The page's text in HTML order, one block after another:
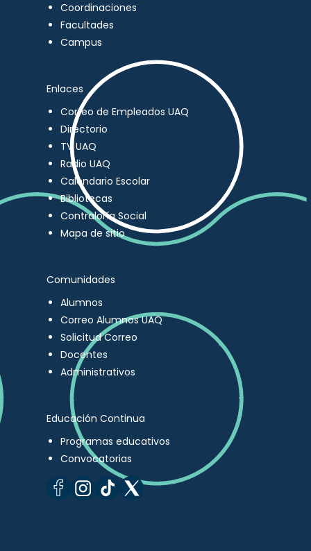
Coordinaciones
Facultades
Campus
Enlaces
Correo de Empleados UAQ
Directorio
TV UAQ
Radio UAQ
Calendario Escolar
Bibliotecas
Contraloría Social
Mapa de sitio
Comunidades
Alumnos
Correo Alumnos UAQ
Solicitud Correo
Docentes
Administrativos
Educación Continua
Programas educativos
Convocatorias